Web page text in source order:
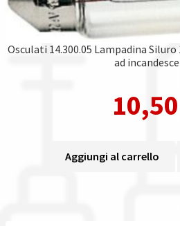
Osculati 14.300.05 Lampadina Siluro
ad
10,50
Aggiungi al carrello